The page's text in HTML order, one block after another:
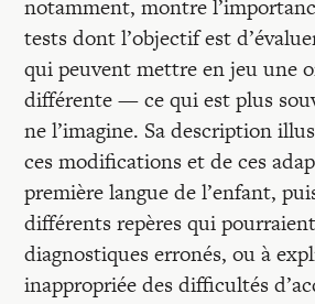
notamment, montre
tests dont l’objectif est
qui peuvent mettre en jeu une
différente — ce qui est plus
ne l’imagine. Sa description
ces modifications et de ces
première langue de l’enfant,
différents repères qui
diagnostiques erronés, ou à
inappropriée des difficultés